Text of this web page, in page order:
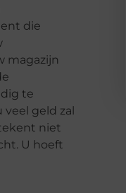
die
magazijn
te
geld zal
niet
U hoeft